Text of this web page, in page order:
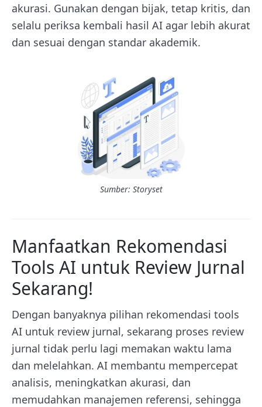
akurasi. Gunakan dengan bijak, tetap kritis, dan
selalu periksa kembali hasil AI agar lebih akurat
dan sesuai dengan standar akademik.
Sumber: Storyset
Manfaatkan Rekomendasi
Tools AI untuk Review Jurnal
Sekarang!
Dengan banyaknya pilihan rekomendasi tools
AI untuk review jurnal, sekarang proses review
jurnal tidak perlu lagi memakan waktu lama
dan melelahkan. AI membantu mempercepat
analisis, meningkatkan akurasi, dan
memudahkan manajemen referensi, sehingga